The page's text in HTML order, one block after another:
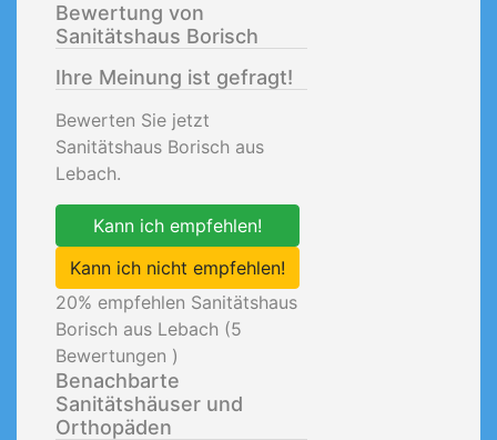
Bewertung von
Sanitätshaus Borisch
Ihre Meinung ist gefragt!
Bewerten Sie jetzt
Sanitätshaus Borisch aus
Lebach.
Kann ich empfehlen!
Kann ich nicht empfehlen!
20% empfehlen Sanitätshaus
Borisch aus Lebach (5
Bewertungen )
Benachbarte
Sanitätshäuser und
Orthopäden